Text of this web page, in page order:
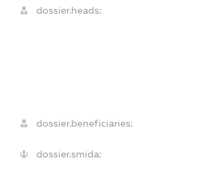
dossier.heads:
dossier.beneficiaries:
dossier.smida: